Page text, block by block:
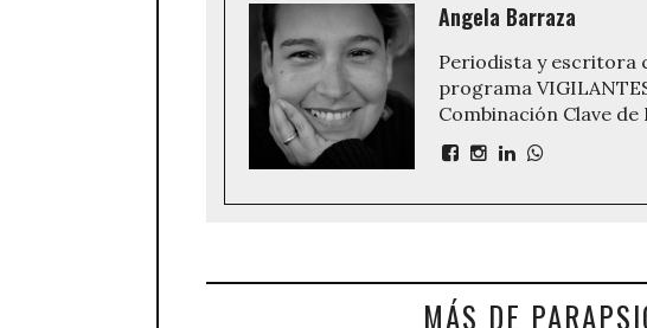
Angela Barraza
Periodista y escritora
programa
Combinación Clave de
MÁS DE